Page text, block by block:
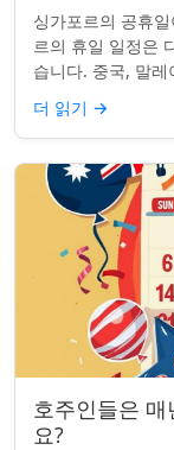
싱가포르의 공휴
르의 휴일 일정은
습니다. 중국, 말
하여, 나라의 다양
더 읽기 →
호주인들은
요?